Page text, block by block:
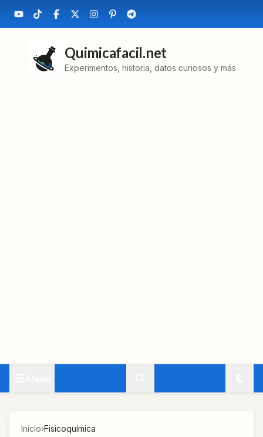
Quimicafacil.net
Experimentos, historia, datos curiosos y más
Inicio›Fisicoquímica